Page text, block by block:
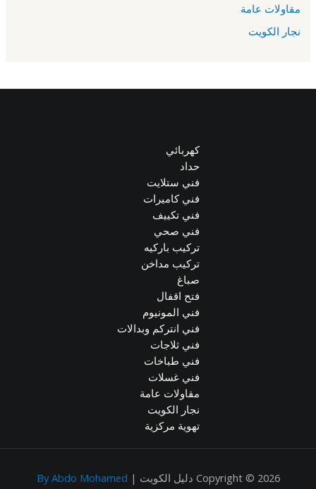
مقاولات عامة
نجار الكويت
كهربائي
حداد
فني ستلايت
فني كاميرات
فني تكييف
فني صحي
تركيب باركيه
تركيب مداخن
صباغ
فتح اقفال
فني المونيوم
فني انتركم وبدالات
فني ثلاجات
فني طباخات
فني غسلات
مقاولات عامة
نجار الكويت
تهوية مركزية
Copyright © 2026 دليل الكويت | By Abdo Mohamed